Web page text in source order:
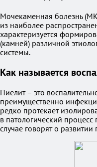
Мочекаменная болезнь
из наиболее
характеризуется
(камней) различной
системы.
Как называется
Пиелит – это
преимущественно
редко протекает
в патологический
случае говорят о